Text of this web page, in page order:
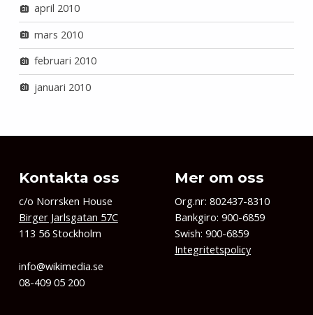
april 2010
mars 2010
februari 2010
januari 2010
Kontakta oss
c/o Norrsken House
Birger Jarlsgatan 57C
113 56 Stockholm
info@wikimedia.se
08-409 05 200
Mer om oss
Org.nr: 802437-8310
Bankgiro: 900-6859
Swish: 900-6859
Integritetspolicy